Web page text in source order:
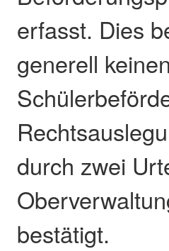
erfasst. Dies
generell
durch zwei
bestätigt.